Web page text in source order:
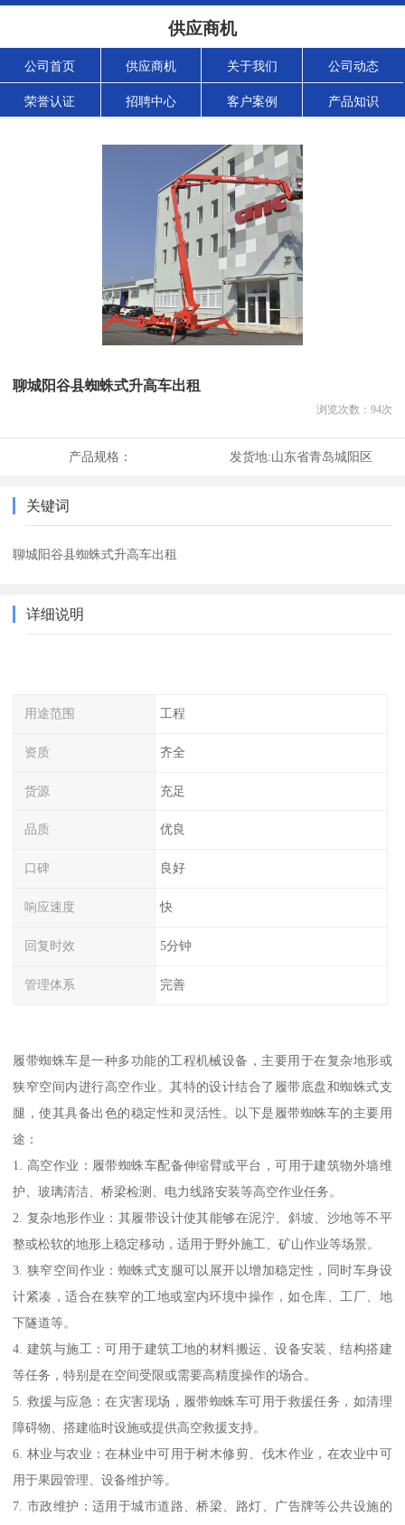
供应商机
公司首页 供应商机 关于我们 公司动态
荣誉认证 招聘中心 客户案例 产品知识
聊城阳谷县蜘蛛式升高车出租
浏览次数： 94次
产品规格： 发货地:山东省青岛城阳区
关键词
聊城阳谷县蜘蛛式升高车出租
详细说明
用途范围 工程
资质 齐全
货源 充足
品质 优良
口碑 良好
响应速度 快
回复时效 5分钟
管理体系 完善
履带蜘蛛车是一种多功能的工程机械设备，主要用于在复杂地形或
狭窄空间内进行高空作业。其特的设计结合了履带底盘和蜘蛛式支
腿，使其具备出色的稳定性和灵活性。以下是履带蜘蛛车的主要用
途：
1. 高空作业：履带蜘蛛车配备伸缩臂或平台，可用于建筑物外墙维
护、玻璃清洁、桥梁检测、电力线路安装等高空作业任务。
2. 复杂地形作业：其履带设计使其能够在泥泞、斜坡、沙地等不平
整或松软的地形上稳定移动，适用于野外施工、矿山作业等场景。
3. 狭窄空间作业：蜘蛛式支腿可以展开以增加稳定性，同时车身设
计紧凑，适合在狭窄的工地或室内环境中操作，如仓库、工厂、地
下隧道等。
4. 建筑与施工：可用于建筑工地的材料搬运、设备安装、结构搭建
等任务，特别是在空间受限或需要高精度操作的场合。
5. 救援与应急：在灾害现场，履带蜘蛛车可用于救援任务，如清理
障碍物、搭建临时设施或提供高空救援支持。
6. 林业与农业：在林业中可用于树木修剪、伐木作业，在农业中可
用于果园管理、设备维护等。
7. 市政维护：适用于城市道路、桥梁、路灯、广告牌等公共设施的